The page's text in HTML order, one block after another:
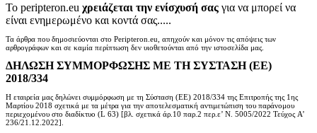
Το peripteron.eu χρειάζεται την ενίσχυσή σας για να μπορεί να
είναι ενημερωμένο και κοντά σας.....
Τα άρθρα που δημοσιεύονται στο Peripteron.eu, απηχούν και μόνον τις απόψεις των
αρθρογράφων και σε καμία περίπτωση δεν υιοθετούνται από την ιστοσελίδα μας.
ΔΗΛΩΣΗ ΣΥΜΜΟΡΦΩΣΗΣ ΜΕ ΤΗ ΣΥΣΤΑΣΗ (ΕΕ)
2018/334
Η εταιρεία μας δηλώνει συμμόρφωση με τη Σύσταση (ΕΕ) 2018/334 της Επιτροπής της 1ης
Μαρτίου 2018 σχετικά με τα μέτρα για την αποτελεσματική αντιμετώπιση του παράνομου
περιεχομένου στο διαδίκτυο (L 63) [βλ. σχετικά άρ.10 παρ.2 περ.ε’ Ν. 5005/2022 Τεύχος A’
236/21.12.2022].